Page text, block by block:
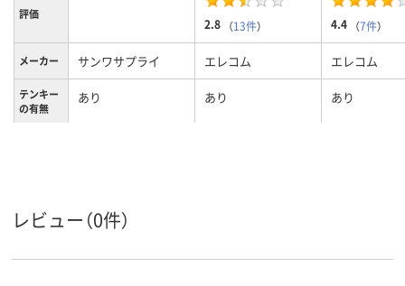
評価
2.8 （13件） 4.4 （7件）
メーカー サンワサプライ エレコム エレコム
テンキー
の有無
あり あり あり
キー方式 メンブレン
レビュー（0件）